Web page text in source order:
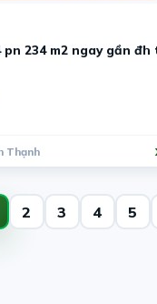
234 m2 ngay gần đh
Thạnh
2 3 4 5